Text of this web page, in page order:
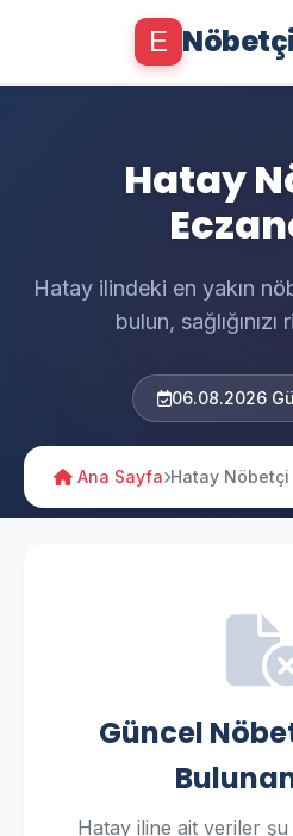
E
Hatay
Hatay ilindeki en yakın
bulun, sağlığınızı
06.08.2026
Ana Sayfa Hatay
Güncel
Hatay iline ait veriler şu